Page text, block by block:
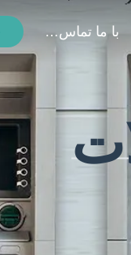
با ما تماس بگیرید